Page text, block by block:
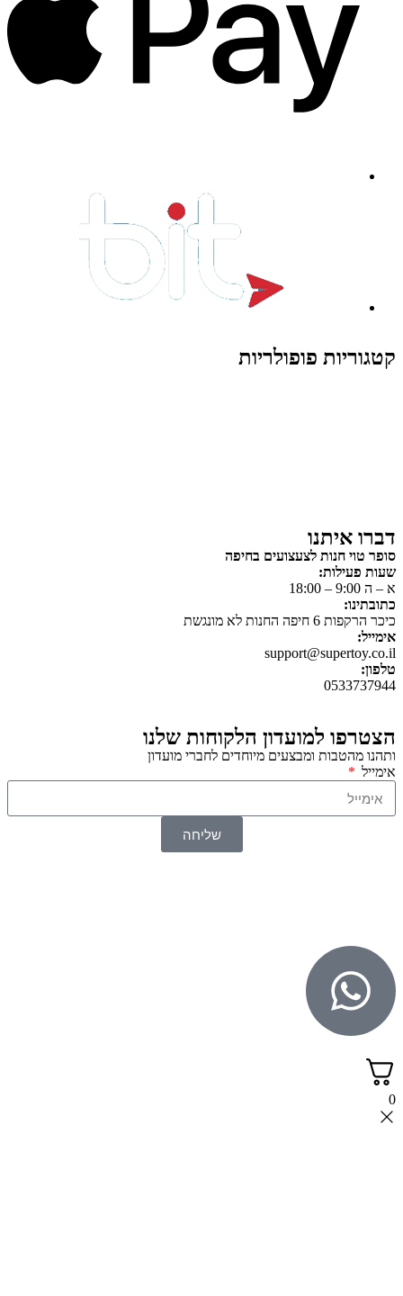
קטגוריות פופולריות
דברו איתנו
סופר טוי חנות לצעצועים בחיפה
שעות פעילות:
א – ה 9:00 – 18:00
כתובתינו:
כיכר הרקפות 6 חיפה החנות לא מונגשת
אימייל:
support@supertoy.co.il
טלפון:
0533737944
הצטרפו למועדון הלקוחות שלנו
ותהנו מהטבות ומבצעים מיוחדים לחברי מועדון
אימייל
שליחה
0